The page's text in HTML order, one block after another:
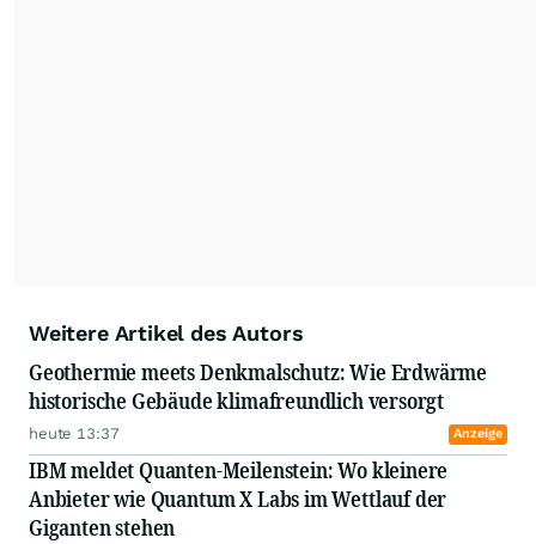
Weitere Artikel des Autors
Geothermie meets Denkmalschutz: Wie Erdwärme
historische Gebäude klimafreundlich versorgt
heute 13:37 Anzeige
IBM meldet Quanten-Meilenstein: Wo kleinere
Anbieter wie Quantum X Labs im Wettlauf der
Giganten stehen